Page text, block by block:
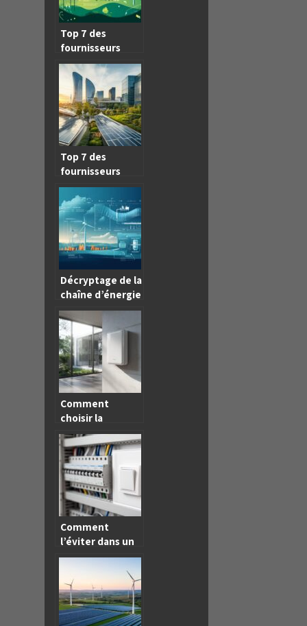
Top 7 des
fournisseurs
d’énergie en
France en 2026 :
Pourquoi choisir
Engie ?
Top 7 des
fournisseurs
d’énergie en
France en 2026 :
Le comparatif
complet avec
Engie
Décryptage de la
chaîne d’énergie
d’une éolienne
au service de la
transition
énergétique
Comment
choisir la
batterie solaire
idéale pour
votre maison
Comment
l’éviter dans un
panneau
électrique :
qu’est-ce qu’une
surcharge et
quelles solutions